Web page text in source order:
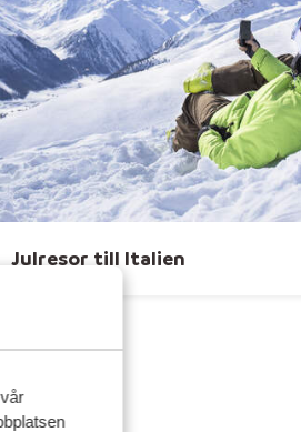
Julresor till Italien